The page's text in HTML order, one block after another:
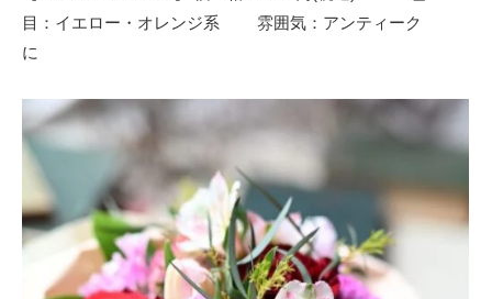
目：イエロー・オレンジ系 雰囲気：アンティーク
に